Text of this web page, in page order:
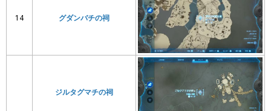
14 グダンバチの祠
ジルタグマチの祠